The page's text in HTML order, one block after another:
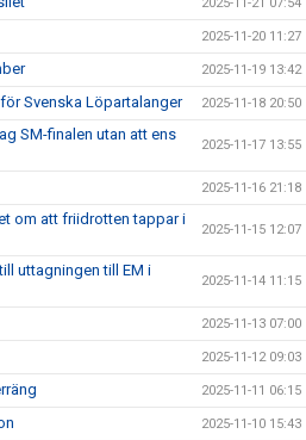
2025-11-20 11:27
2025-11-19 13:42
Svenska Löpartalanger 2025-11-18 20:50
SM-finalen utan att ens
2025-11-17 13:55
2025-11-16 21:18
om att friidrotten tappar i
2025-11-15 12:07
uttagningen till EM i
2025-11-14 11:15
2025-11-13 07:00
2025-11-12 09:03
2025-11-11 06:15
2025-11-10 15:43